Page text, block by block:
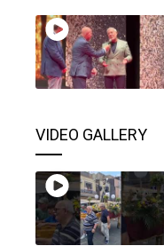
VIDEO GALLERY